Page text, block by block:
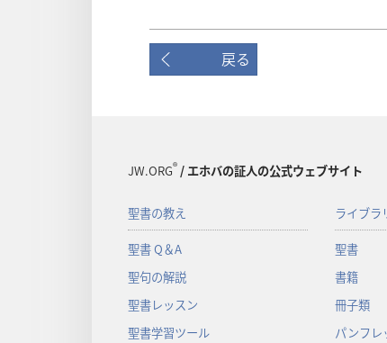
戻る
JW.ORG®/ エホバの証人の公式ウェブサイト
聖書の教え
聖書 Q＆A
聖句の解説
聖書レッスン
聖書学習ツール
ライブラ
聖書
書籍
冊子類
パンフレ